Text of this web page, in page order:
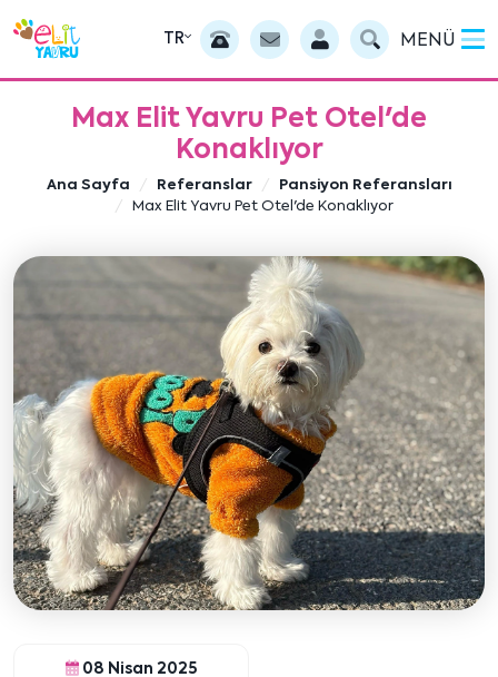
TR MENÜ
Max Elit Yavru Pet Otel'de
Konaklıyor
Ana Sayfa Referanslar
Pansiyon Referansları
Max Elit Yavru Pet Otel'de Konaklıyor
08 Nisan 2025